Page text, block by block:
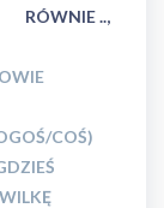
RÓWNIE ..,
COŚ)